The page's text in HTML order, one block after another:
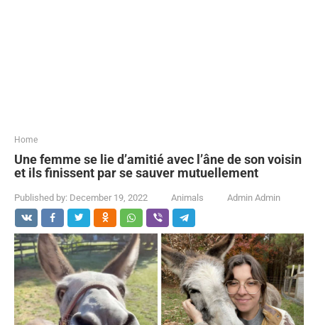
Home
Une femme se lie d’amitié avec l’âne de son voisin
et ils finissent par se sauver mutuellement
Published by: December 19, 2022 Animals Admin Admin